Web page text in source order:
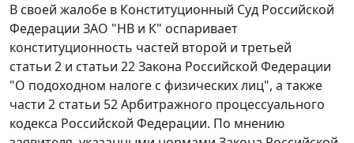
В своей жалобе в Конституционный Суд Российской
Федерации ЗАО "НВ и К" оспаривает
конституционность частей второй и третьей
статьи 2 и статьи 22Закона Российской Федерации
"О подоходном налоге с физических лиц", а также
части 2 статьи 52Арбитражного процессуального
кодекса Российской Федерации. По мнению